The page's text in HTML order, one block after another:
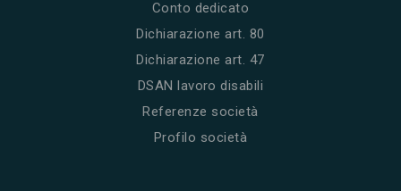
Conto dedicato
Dichiarazione art. 80
Dichiarazione art. 47
DSAN lavoro disabili
Referenze società
Profilo società